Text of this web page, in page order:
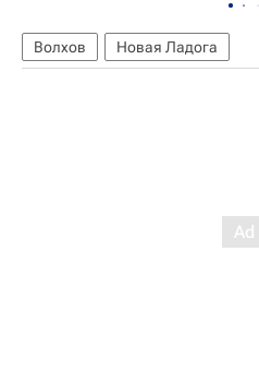
Волхов Новая Ладога